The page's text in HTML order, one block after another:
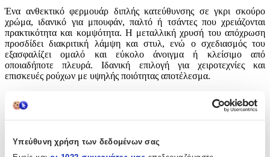
Υπεύθυνη χρήση των δεδομένων σας
Ένα ανθεκτικό φερμουάρ διπλής κατεύθυνσης σε γκρι σκούρο
χρώμα, ιδανικό για μπουφάν, παλτό ή τσάντες που χρειάζονται
πρακτικότητα και κομψότητα. Η μεταλλική χρυσή του απόχρωση
προσδίδει διακριτική λάμψη και στυλ, ενώ ο σχεδιασμός του
εξασφαλίζει ομαλό και εύκολο άνοιγμα ή κλείσιμο από
οποιαδήποτε πλευρά. Ιδανική επιλογή για χειροτεχνίες και
επισκευές ρούχων με υψηλής ποιότητας αποτέλεσμα.
Χαρακτηριστικά
Φερμουάρ